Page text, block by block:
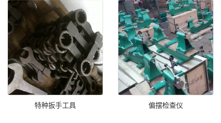
特种扳手工具 偏摆检查仪